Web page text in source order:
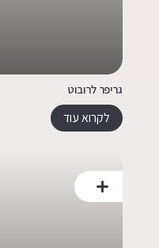
גריפר לרובוט
לקרוא עוד